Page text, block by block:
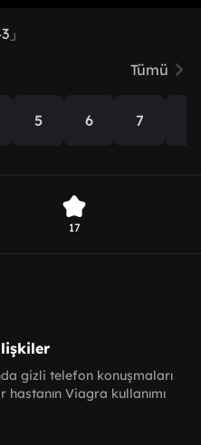
」
Tümü
5 6 7
17
gizli telefon konuşmaları
Viagra kullanımı